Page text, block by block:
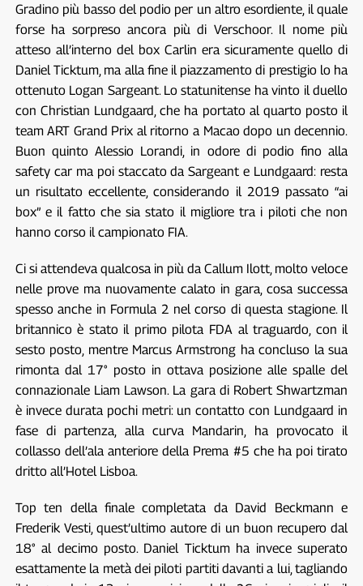
Gradino più basso del podio per un altro esordiente, il quale
forse ha sorpreso ancora più di Verschoor. Il nome più
atteso all’interno del box Carlin era sicuramente quello di
Daniel Ticktum, ma alla fine il piazzamento di prestigio lo ha
ottenuto Logan Sargeant. Lo statunitense ha vinto il duello
con Christian Lundgaard, che ha portato al quarto posto il
team ART Grand Prix al ritorno a Macao dopo un decennio.
Buon quinto Alessio Lorandi, in odore di podio fino alla
safety car ma poi staccato da Sargeant e Lundgaard: resta
un risultato eccellente, considerando il 2019 passato “ai
box” e il fatto che sia stato il migliore tra i piloti che non
hanno corso il campionato FIA.
Ci si attendeva qualcosa in più da Callum Ilott, molto veloce
nelle prove ma nuovamente calato in gara, cosa successa
spesso anche in Formula 2 nel corso di questa stagione. Il
britannico è stato il primo pilota FDA al traguardo, con il
sesto posto, mentre Marcus Armstrong ha concluso la sua
rimonta dal 17° posto in ottava posizione alle spalle del
connazionale Liam Lawson. La gara di Robert Shwartzman
è invece durata pochi metri: un contatto con Lundgaard in
fase di partenza, alla curva Mandarin, ha provocato il
collasso dell’ala anteriore della Prema #5 che ha poi tirato
dritto all’Hotel Lisboa.
Top ten della finale completata da David Beckmann e
Frederik Vesti, quest’ultimo autore di un buon recupero dal
18° al decimo posto. Daniel Ticktum ha invece superato
esattamente la metà dei piloti partiti davanti a lui, tagliando